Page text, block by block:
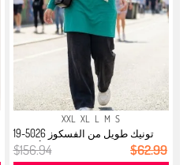
S
M
L
XL
XXL
تونيك طويل من الفسكوز 5026-19
أخضر...
$156.94 $62.99